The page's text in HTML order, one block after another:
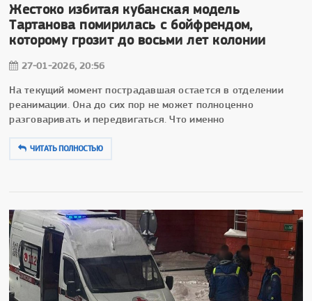
Жестоко избитая кубанская модель
Тартанова помирилась с бойфрендом,
которому грозит до восьми лет колонии
27-01-2026, 20:56
На текущий момент пострадавшая остается в отделении
реанимации. Она до сих пор не может полноценно
разговаривать и передвигаться. Что именно
ЧИТАТЬ ПОЛНОСТЬЮ